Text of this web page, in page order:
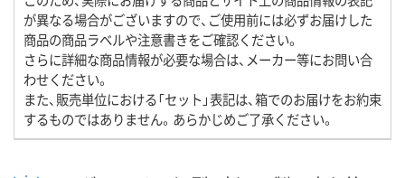
が異なる場合がございますので、ご使用前には必ずお届けした
商品の商品ラベルや注意書きをご確認ください。
さらに詳細な商品情報が必要な場合は、メーカー等にお問い合
わせください。
また、販売単位における「セット」表記は、箱でのお届けをお約束
するものではありません。あらかじめご了承ください。